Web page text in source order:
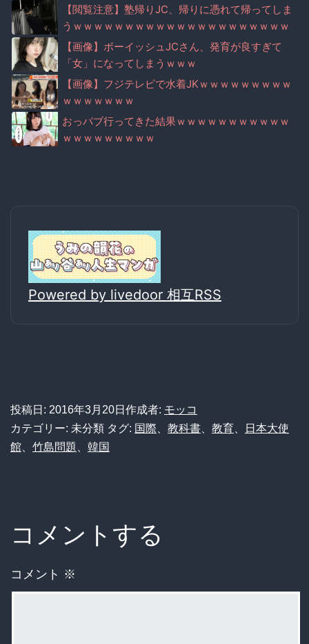
【閲覧注意】塾帰りJC、帰りに憑れて帰ってしま
うｗｗｗｗｗｗｗｗｗｗｗｗｗｗｗｗｗｗｗｗｗ
ｗ【画像】ボーイッシュJCさん、発育が良すぎて
「女」になってしまうｗｗｗ
【画像】フジテレビで水着JKｗｗｗｗｗｗｗｗｗ
ｗｗｗｗｗｗｗ
おっパブ行ってきた結果ｗｗｗｗｗｗｗｗｗｗｗ
ｗｗｗｗｗｗｗｗｗ
Powered by livedoor 相互RSS
投稿日: 2016年3月20日 作成者: モッコ
カテゴリー: 未分類 タグ: 国際 教科書 教育
日本大使
館
竹島問題 韓国
コメントする
コメント ※